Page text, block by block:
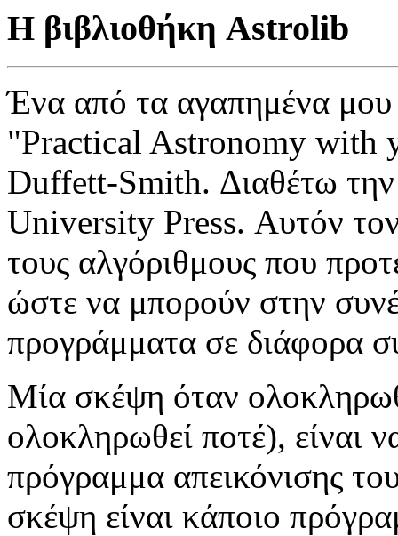
Η βιβλιοθήκη Astrolib
Ένα από τα αγαπημένα μου
"Practical Astronomy with
Duffett-Smith. Διαθέτω
University Press. Αυτόν
τους αλγόριθμους που
ώστε να μπορούν στην
προγράμματα σε διάφορα
Μία σκέψη όταν
ολοκληρωθεί ποτέ), είναι
πρόγραμμα απεικόνισης
σκέψη είναι κάποιο